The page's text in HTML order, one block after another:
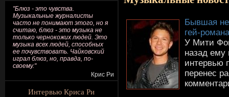
"Блюз - это чувства.
Музыкальные журналисты
часто не понимают этого, но я
считаю, блюз - это музыка не
только чернокожих людей. Это
музыка всех людей, способных
ее почувствовать. Чайковский
играл блюз, но, правда, по-
своему."
Крис Ри
Интервью Криса Ри
Бывшая
гей-
У Мити
назад ему
интервью
перенес